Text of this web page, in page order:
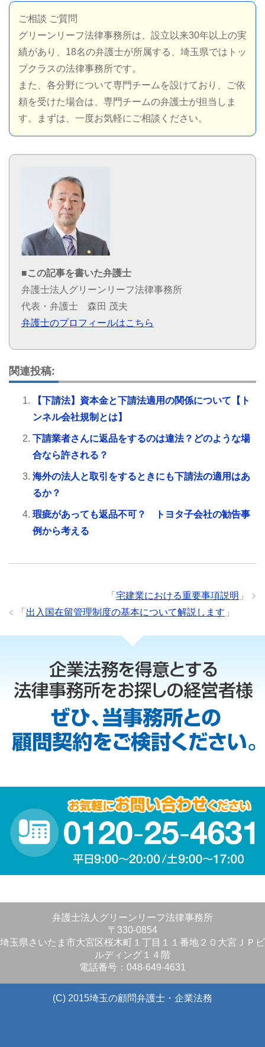
ご相談 ご質問
グリーンリーフ法律事務所は、設立以来30年以上の実
績があり、18名の弁護士が所属する、埼玉県ではトッ
プクラスの法律事務所です。
また、各分野について専門チームを設けており、ご依
頼を受けた場合は、専門チームの弁護士が担当しま
す。まずは、一度お気軽にご相談ください。
■この記事を書いた弁護士
弁護士法人グリーンリーフ法律事務所
代表・弁護士 森田 茂夫
弁護士のプロフィールはこちら
関連投稿:
【下請法】資本金と下請法適用の関係について【ト
ンネル会社規制とは】
下請業者さんに返品をするのは違法？どのような場
合なら許される？
海外の法人と取引をするときにも下請法の適用はあ
るか？
瑕疵があっても返品不可？ トヨタ子会社の勧告事
例から考える
「 宅建業における重要事項説明 」
「 出入国在留管理制度の基本について解説します 」
弁護士法人グリーンリーフ法律事務所
〒330-0854
埼玉県さいたま市大宮区桜木町１丁目１１番地２０大宮ＪＰビ
ルディング１４階
電話番号：048-649-4631
(C) 2015埼玉の顧問弁護士・企業法務